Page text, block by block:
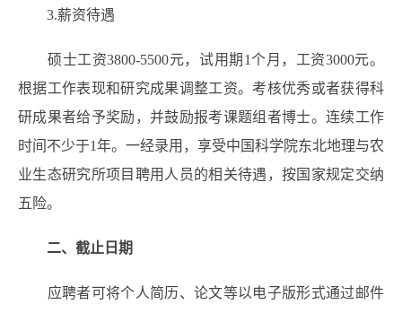
3.薪资待遇
硕士工资3800-5500元，试用期1个月，工资3000元。
根据工作表现和研究成果调整工资。考核优秀或者获得科
研成果者给予奖励，并鼓励报考课题组者博士。连续工作
时间不少于1年。一经录用，享受中国科学院东北地理与农
业生态研究所项目聘用人员的相关待遇，按国家规定交纳
五险。
二、截止日期
应聘者可将个人简历、论文等以电子版形式通过邮件